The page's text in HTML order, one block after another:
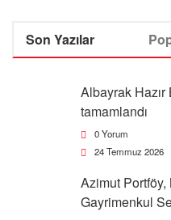
Son Yazılar
Albayrak Hazır
tamamlandı
0 Yorum
24 Temmuz 2026
Azimut Portföy,
Gayrimenkul